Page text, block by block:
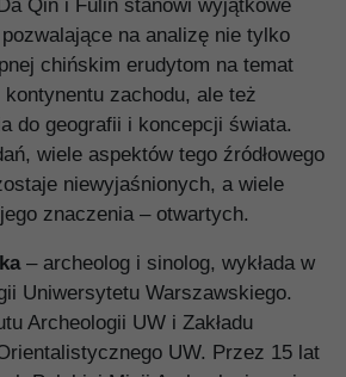
Qin i Fulin stanowi wyjątkowe
na analizę nie tylko
chińskim erudytom na temat
zachodu, ale też
do geografii i koncepcji świata.
wiele aspektów tego źródłowego
niewyjaśnionych, a wiele
znaczenia – otwartych.
– archeolog i sinolog, wykłada w
Uniwersytetu Warszawskiego.
Archeologii UW i Zakładu
UW. Przez 15 lat